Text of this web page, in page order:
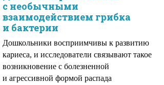
с необычными
взаимодействием грибка
и бактерии
Дошкольники восприимчивы к развитию
кариеса, и исследователи связывают такое
возникновение с болезненной
и агрессивной формой распада